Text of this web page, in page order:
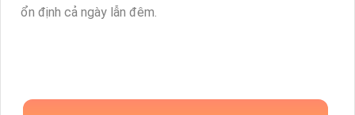
ổn định cả ngày lẫn đêm.